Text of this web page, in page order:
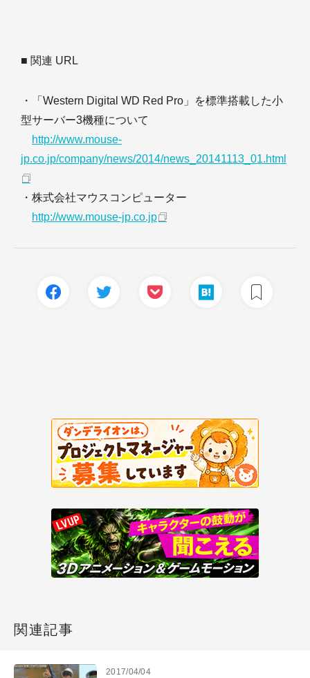
■ 関連 URL
・「Western Digital WD Red Pro」を標準搭載した小
型サーバー3機種について
http://www.mouse-
jp.co.jp/company/news/2014/news_20141113_01.html
・株式会社マウスコンピューター
http://www.mouse-jp.co.jp
関連記事
2017/04/04